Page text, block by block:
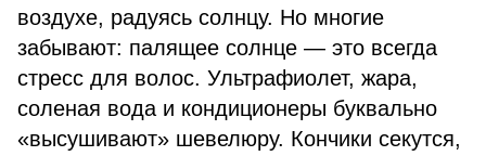
воздухе, радуясь солнцу. Но многие
забывают: палящее солнце — это всегда
стресс для волос. Ультрафиолет, жара,
соленая вода и кондиционеры буквально
«высушивают» шевелюру. Кончики секутся,